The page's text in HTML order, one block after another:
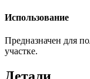
Использование
Предназначен для
участке.